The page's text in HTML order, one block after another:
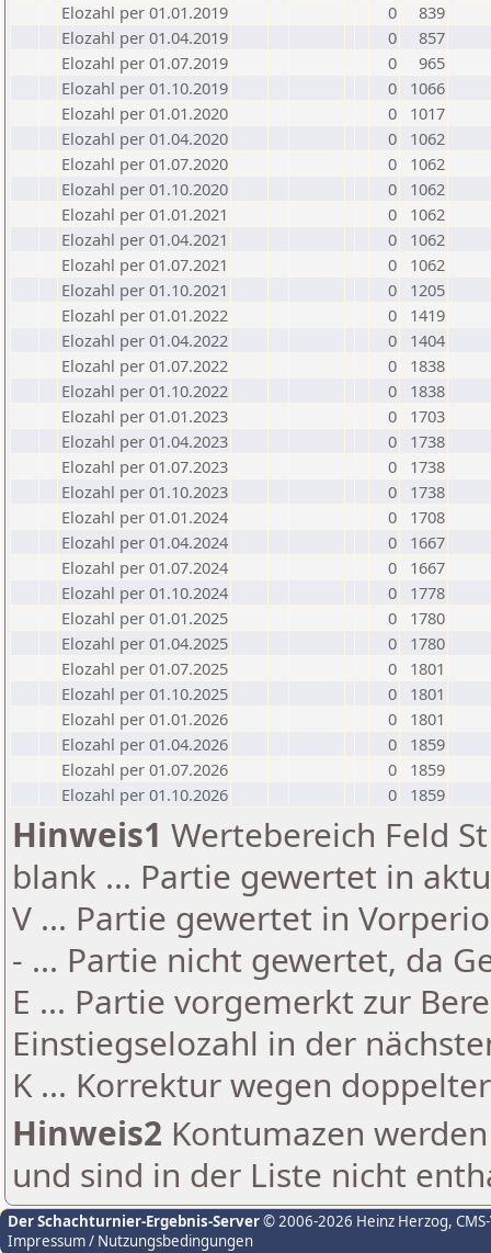
Elozahl per 01.01.2019
0
839
Elozahl per 01.04.2019
0
857
Elozahl per 01.07.2019
0
965
Elozahl per 01.10.2019
0
1066
Elozahl per 01.01.2020
0
1017
Elozahl per 01.04.2020
0
1062
Elozahl per 01.07.2020
0
1062
Elozahl per 01.10.2020
0
1062
Elozahl per 01.01.2021
0
1062
Elozahl per 01.04.2021
0
1062
Elozahl per 01.07.2021
0
1062
Elozahl per 01.10.2021
0
1205
Elozahl per 01.01.2022
0
1419
Elozahl per 01.04.2022
0
1404
Elozahl per 01.07.2022
0
1838
Elozahl per 01.10.2022
0
1838
Elozahl per 01.01.2023
0
1703
Elozahl per 01.04.2023
0
1738
Elozahl per 01.07.2023
0
1738
Elozahl per 01.10.2023
0
1738
Elozahl per 01.01.2024
0
1708
Elozahl per 01.04.2024
0
1667
Elozahl per 01.07.2024
0
1667
Elozahl per 01.10.2024
0
1778
Elozahl per 01.01.2025
0
1780
Elozahl per 01.04.2025
0
1780
Elozahl per 01.07.2025
0
1801
Elozahl per 01.10.2025
0
1801
Elozahl per 01.01.2026
0
1801
Elozahl per 01.04.2026
0
1859
Elozahl per 01.07.2026
0
1859
Elozahl per 01.10.2026
0 1859
Hinweis1 Wertebereich Feld
blank ... Partie gewertet in
V ... Partie gewertet in
- ... Partie nicht gewertet, da
E ... Partie vorgemerkt zur
Einstiegselozahl in der
K ... Korrektur wegen
Hinweis2 Kontumazen
und sind in der Liste nicht
Der Schachturnier-Ergebnis-Server© 2006-2026 Heinz Herzog,
Impressum / Nutzungsbedingungen